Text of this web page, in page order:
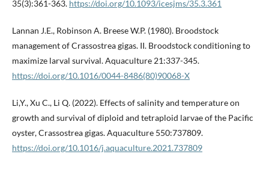
35(3):361-363. https://doi.org/10.1093/icesjms/35.3.361
Lannan J.E., Robinson A. Breese W.P. (1980). Broodstock
management of Crassostrea gigas. II. Broodstock conditioning to
maximize larval survival. Aquaculture 21:337-345.
https://doi.org/10.1016/0044-8486(80)90068-X
Li,Y., Xu C., Li Q. (2022). Effects of salinity and temperature on
growth and survival of diploid and tetraploid larvae of the Pacific
oyster, Crassostrea gigas. Aquaculture 550:737809.
https://doi.org/10.1016/j.aquaculture.2021.737809